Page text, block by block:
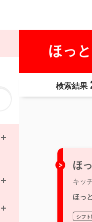
ほっ
検索結果
ほ
キッ
ほっ
シフ